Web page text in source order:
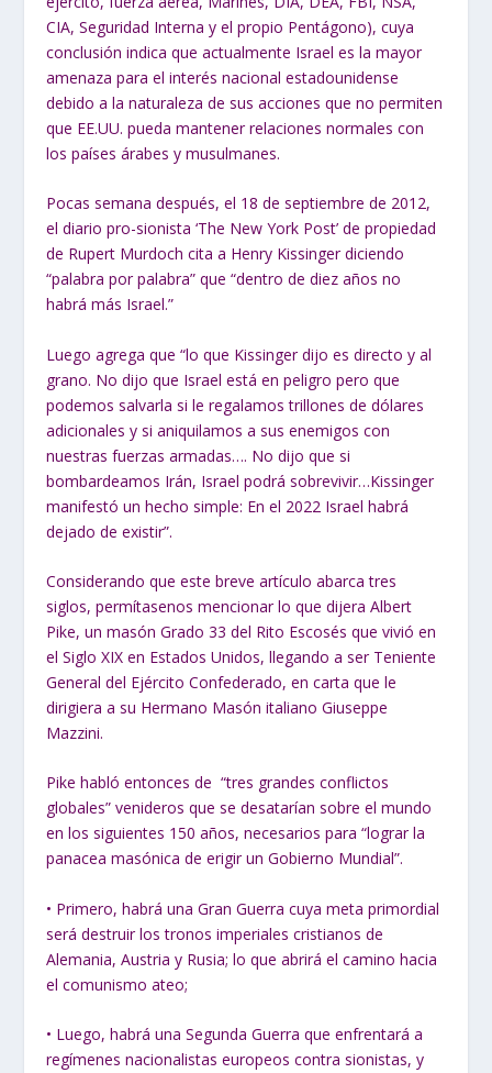
CIA, Seguridad Interna y el propio Pentágono), cuya
conclusión indica que actualmente Israel es la mayor
amenaza para el interés nacional estadounidense
debido a la naturaleza de sus acciones que no permiten
que EE.UU. pueda mantener relaciones normales con
los países árabes y musulmanes.
Pocas semana después, el 18 de septiembre de 2012,
el diario pro-sionista ‘The New York Post’ de propiedad
de Rupert Murdoch cita a Henry Kissinger diciendo
“palabra por palabra” que “dentro de diez años no
habrá más Israel.”
Luego agrega que “lo que Kissinger dijo es directo y al
grano. No dijo que Israel está en peligro pero que
podemos salvarla si le regalamos trillones de dólares
adicionales y si aniquilamos a sus enemigos con
nuestras fuerzas armadas…. No dijo que si
bombardeamos Irán, Israel podrá sobrevivir…Kissinger
manifestó un hecho simple: En el 2022 Israel habrá
dejado de existir”.
Considerando que este breve artículo abarca tres
siglos, permítasenos mencionar lo que dijera Albert
Pike, un masón Grado 33 del Rito Escosés que vivió en
el Siglo XIX en Estados Unidos, llegando a ser Teniente
General del Ejército Confederado, en carta que le
dirigiera a su Hermano Masón italiano Giuseppe
Mazzini.
Pike habló entonces de “tres grandes conflictos
globales” venideros que se desatarían sobre el mundo
en los siguientes 150 años, necesarios para “lograr la
panacea masónica de erigir un Gobierno Mundial”.
• Primero, habrá una Gran Guerra cuya meta primordial
será destruir los tronos imperiales cristianos de
Alemania, Austria y Rusia; lo que abrirá el camino hacia
el comunismo ateo;
• Luego, habrá una Segunda Guerra que enfrentará a
regímenes nacionalistas europeos contra sionistas, y